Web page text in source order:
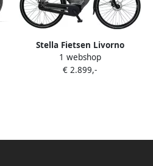
Stella Fietsen Livorno
Premium MDB3 SI
1 webshop
€ 2.899,-